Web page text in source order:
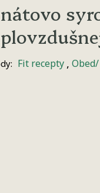
Fit recepty ,